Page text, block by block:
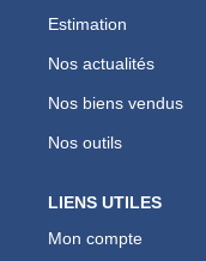
Estimation
Nos actualités
Nos biens vendus
Nos outils
LIENS UTILES
Mon compte